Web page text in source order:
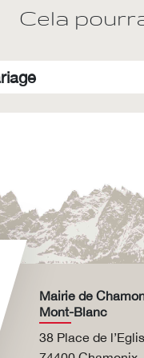
Cela
Mairie de
Mont-Blanc
38 Place de